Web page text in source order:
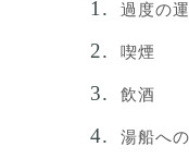
過度の
喫煙
飲酒
湯船へ